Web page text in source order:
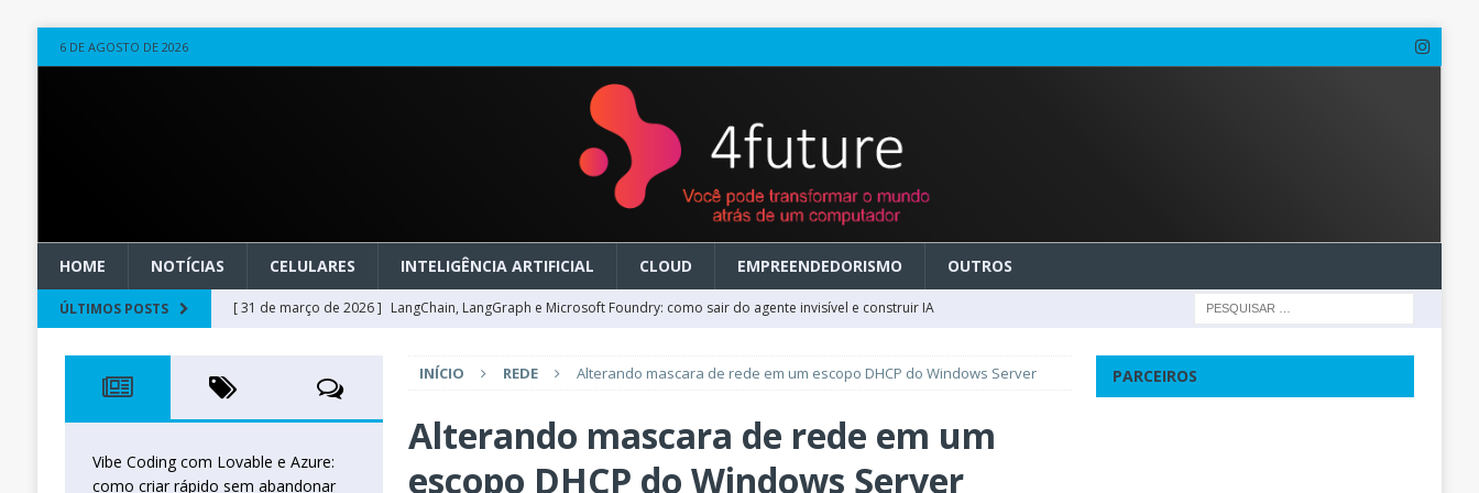
6 DE AGOSTO DE 2026
HOME NOTÍCIAS CELULARES INTELIGÊNCIA ARTIFICIAL CLOUD EMPREENDEDORISMO OUTROS
ÚLTIMOS POSTS [ 31 de março de 2026 ] LangChain, LangGraph e Microsoft Foundry: como sair do agente invisível e construir IA
[ 20 de março de 2026 ]
Microsoft Foundry em GA: como migrar do clássico sem transformar IA em dívida
técnica
INTELIGÊNCIA ARTIFICIAL
[ 27 de fevereiro de 2026 ]
INÍCIO REDE Alterando mascara de rede em um escopo DHCP do Windows Server
Alterando mascara de rede em um
escopo DHCP do Windows Server
Vibe Coding com Lovable e Azure:
como criar rápido sem abandonar
PARCEIROS